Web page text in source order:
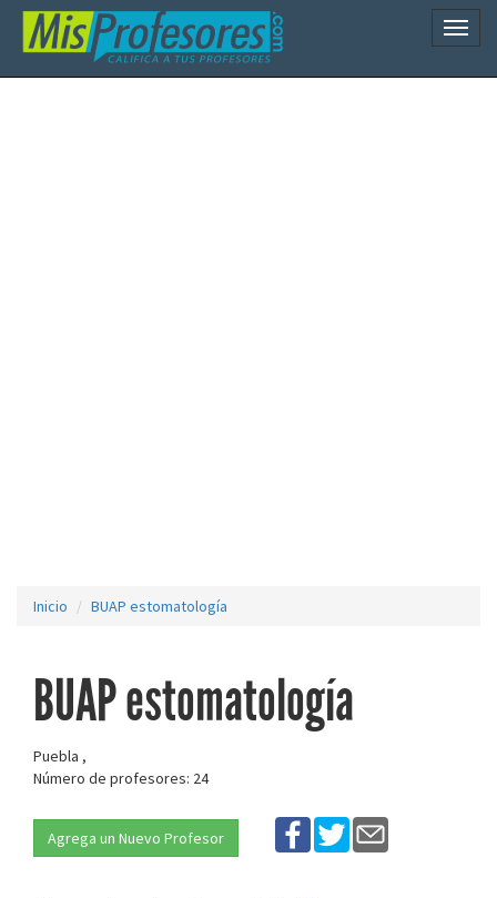
Inicio BUAP estomatología
BUAP estomatología
Puebla ,
Número de profesores: 24
Agrega un Nuevo Profesor